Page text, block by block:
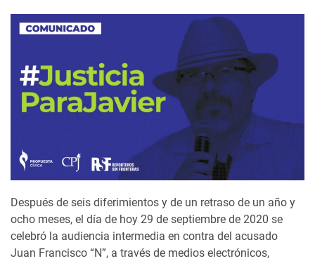
Después de seis diferimientos y de un retraso de un año y
ocho meses, el día de hoy 29 de septiembre de 2020 se
celebró la audiencia intermedia en contra del acusado
Juan Francisco “N”, a través de medios electrónicos,